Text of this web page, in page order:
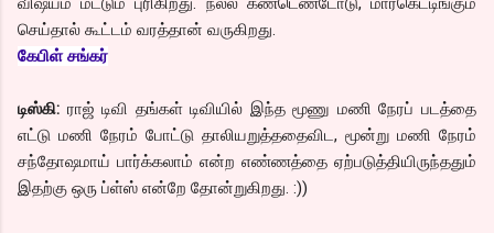
செய்தால் கூட்டம் வரத்தான் வருகிறது.
கேபிள் சங்கர்
டிஸ்கி: ராஜ் டிவி தங்கள் டிவியில் இந்த மூணு மணி நேரப் படத்தை
எட்டு மணி நேரம் போட்டு தாலியறுத்ததைவிட, மூன்று மணி நேரம்
சந்தோஷமாய் பார்க்கலாம் என்ற எண்ணத்தை ஏற்படுத்தியிருந்ததும்
இதற்கு ஒரு ப்ள்ஸ் என்றே தோன்றுகிறது. :))